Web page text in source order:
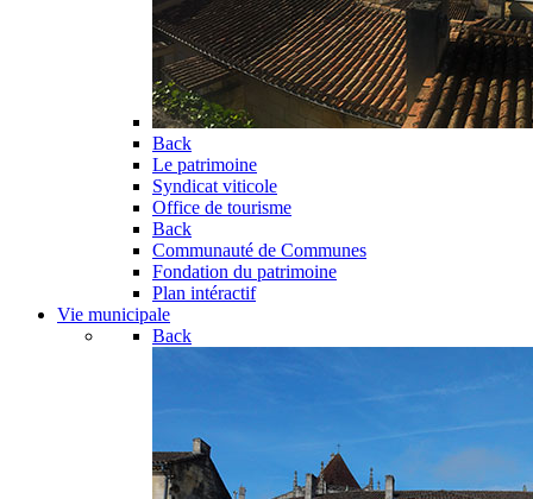
Back
Le patrimoine
Syndicat viticole
Office de tourisme
Back
Communauté de Communes
Fondation du patrimoine
Plan intéractif
Vie municipale
Back